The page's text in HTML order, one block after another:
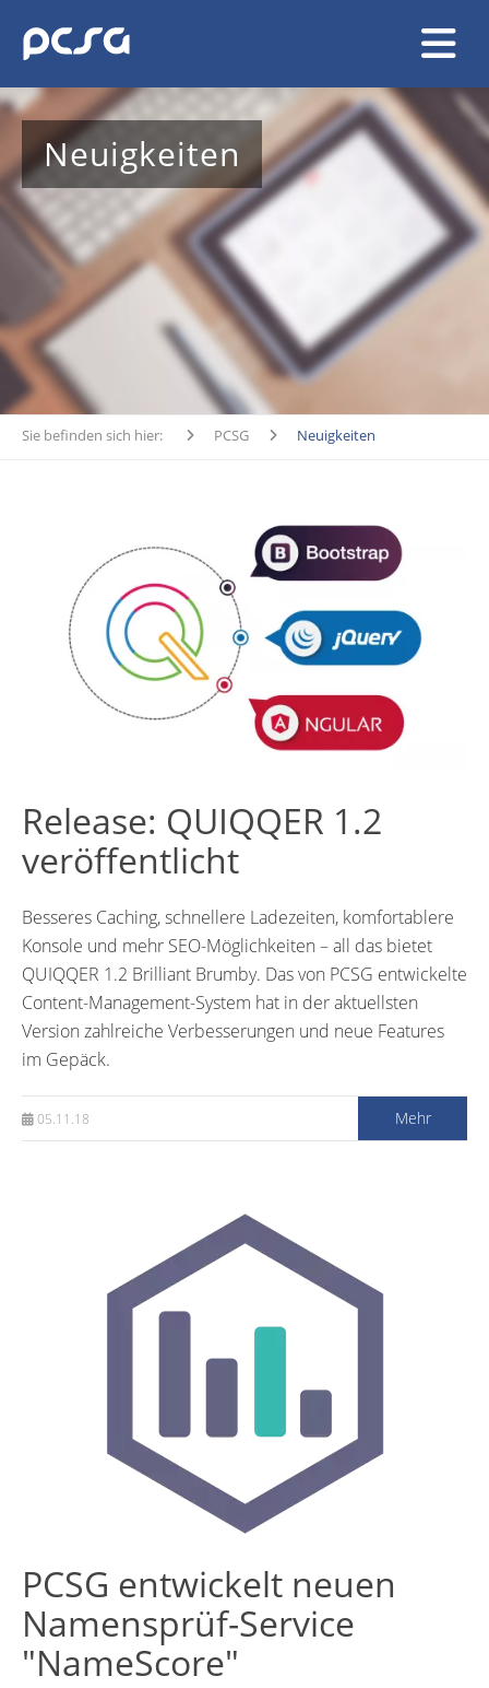
Neuigkeiten
Sie befinden sich hier: PCSG Neuigkeiten
Release: QUIQQER 1.2
veröffentlicht
Besseres Caching, schnellere Ladezeiten, komfortablere
Konsole und mehr SEO-Möglichkeiten – all das bietet
QUIQQER 1.2 Brilliant Brumby. Das von PCSG entwickelte
Content-Management-System hat in der aktuellsten
Version zahlreiche Verbesserungen und neue Features
im Gepäck.
05.11.18 Mehr
PCSG entwickelt neuen
Namensprüf-Service
"NameScore"